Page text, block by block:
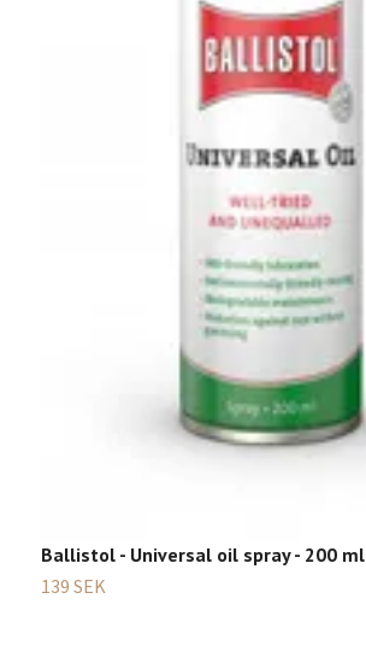
Ballistol - Universal oil spray - 200 ml
139 SEK